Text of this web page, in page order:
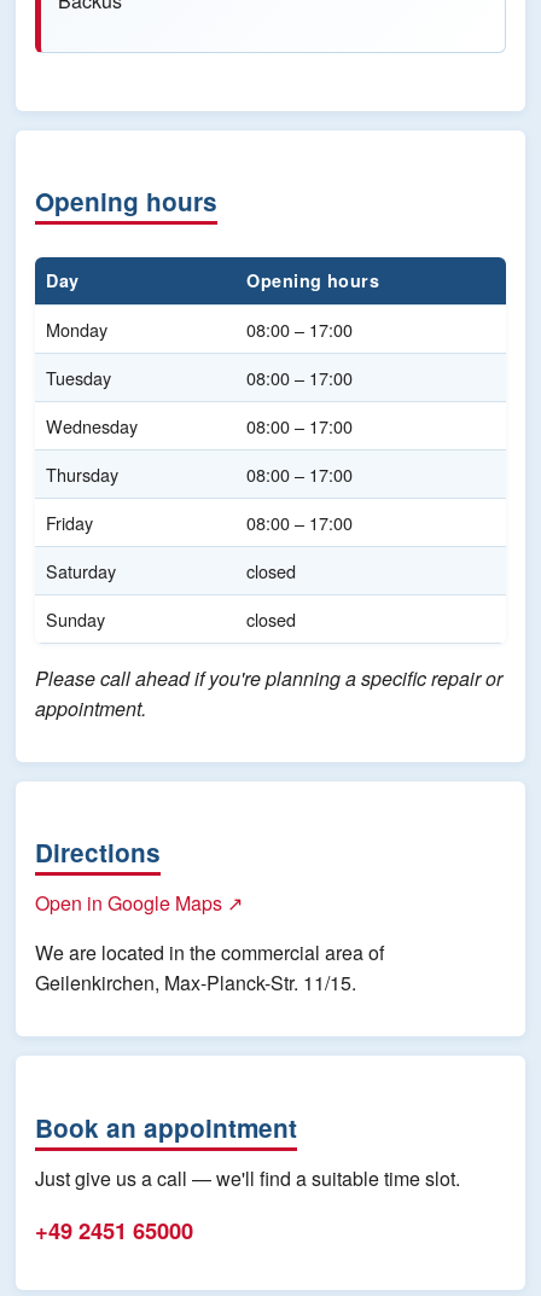
Opening hours
Day Opening hours
Monday
08:00 – 17:00
Tuesday
08:00 – 17:00
Wednesday
08:00 – 17:00
Thursday
08:00 – 17:00
Friday
08:00 – 17:00
Saturday
closed
Sunday
closed
Please call ahead if you're planning a specific repair or
appointment.
Directions
Open in Google Maps ↗
We are located in the commercial area of
Geilenkirchen, Max-Planck-Str. 11/15.
Book an appointment
Just give us a call — we'll find a suitable time slot.
+49 2451 65000